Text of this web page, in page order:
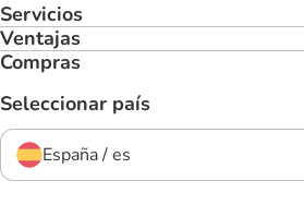
Servicios
Ventajas
Compras
Seleccionar país
España / es